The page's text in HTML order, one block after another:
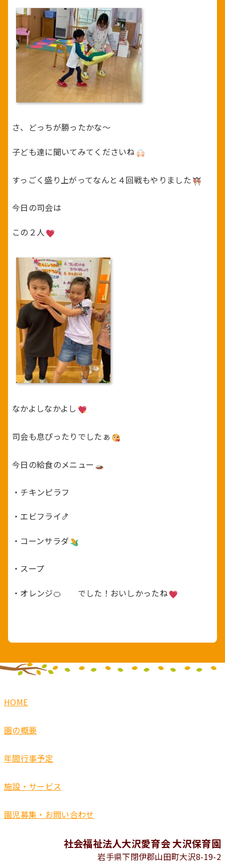
さ、どっちが勝ったかな～
子ども達に聞いてみてくださいね
すっごく盛り上がってなんと４回戦もやりました
今日の司会は
この２人
なかよしなかよし
司会も息ぴったりでしたぁ
今日の給食のメニュー
・チキンピラフ
・エビフライ🍤
・コーンサラダ
・スープ
・オレンジ🍊 でした！おいしかったね
HOME
園の概要
年間行事予定
施設・サービス
園児募集・お問い合わせ
社会福祉法人大沢愛育会 大沢保育園
岩手県下閉伊郡山田町大沢8-19-2